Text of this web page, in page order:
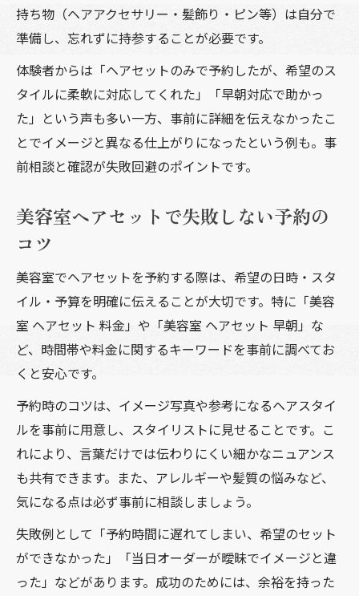
持ち物（ヘアアクセサリー・髪飾り・ピン等）は自分で
準備し、忘れずに持参することが必要です。
体験者からは「ヘアセットのみで予約したが、希望のス
タイルに柔軟に対応してくれた」「早朝対応で助かっ
た」という声も多い一方、事前に詳細を伝えなかったこ
とでイメージと異なる仕上がりになったという例も。事
前相談と確認が失敗回避のポイントです。
美容室ヘアセットで失敗しない予約の
コツ
美容室でヘアセットを予約する際は、希望の日時・スタ
イル・予算を明確に伝えることが大切です。特に「美容
室 ヘアセット 料金」や「美容室 ヘアセット 早朝」な
ど、時間帯や料金に関するキーワードを事前に調べてお
くと安心です。
予約時のコツは、イメージ写真や参考になるヘアスタイ
ルを事前に用意し、スタイリストに見せることです。こ
れにより、言葉だけでは伝わりにくい細かなニュアンス
も共有できます。また、アレルギーや髪質の悩みなど、
気になる点は必ず事前に相談しましょう。
失敗例として「予約時間に遅れてしまい、希望のセット
ができなかった」「当日オーダーが曖昧でイメージと違
った」などがあります。成功のためには、余裕を持った